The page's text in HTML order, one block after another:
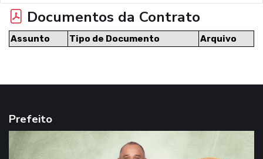
Documentos da Contrato
Assunto Tipo de Documento Arquivo
Prefeito